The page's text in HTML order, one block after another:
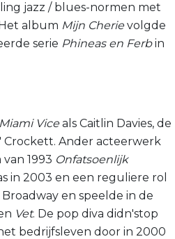
jazz / blues-normen met
album Mijn Cherievolgde
serie Phineas en Ferbin
Miami Viceals Caitlin Davies, de
Crockett. Ander acteerwerk
1993 Onfatsoenlijk
in 2003 en een reguliere rol
en speelde in de
Vet. De pop diva didn'stop
bedrijfsleven door in 2000